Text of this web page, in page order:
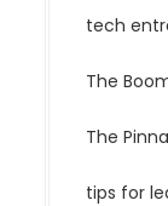
tech
The
The
tips for